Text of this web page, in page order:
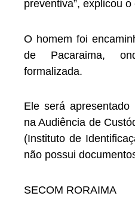
preventiva”, explicou o
O homem foi
de Pacaraima,
formalizada.
Ele será
na Audiência de
(Instituto de
não possui
SECOM RORAIMA